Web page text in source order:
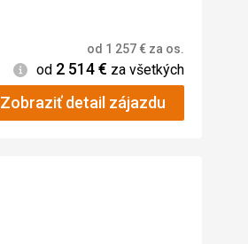
od 1 257€ za os.
Informácie
od 2 514€ za všetkých
Zobraziť detail zájazdu